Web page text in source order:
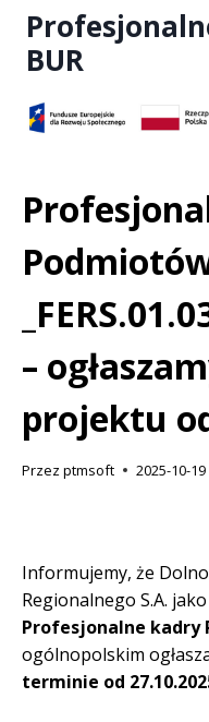
BUR
–
projektu
Przez ptmsoft 2025-10-19
Informujemy, że
Regionalnego S.A.
Profesjonalne kadry
ogólnopolskim
terminie od